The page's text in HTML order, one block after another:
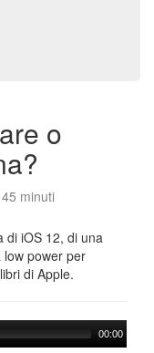
o
minuti
di iOS 12, di una
low power per
di Apple.
00:00